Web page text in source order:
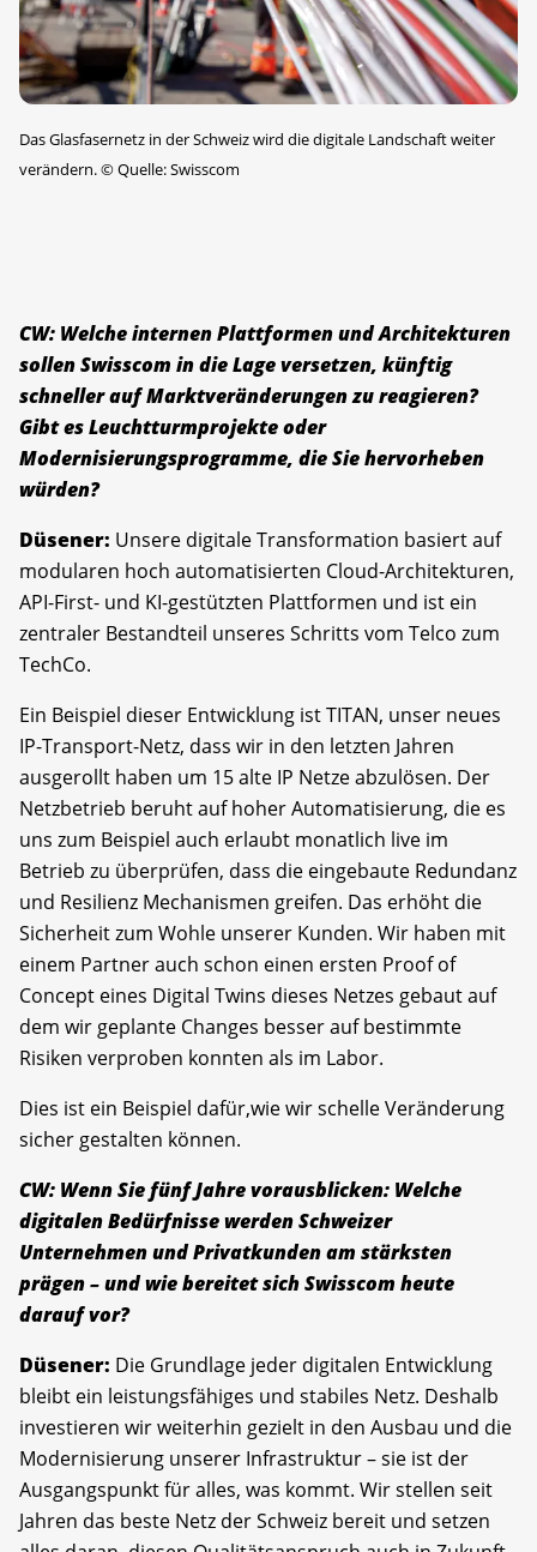
Das Glasfasernetz in der Schweiz wird die digitale Landschaft weiter
verändern.©Quelle: Swisscom
CW: Welche internen Plattformen und Architekturen
sollen Swisscom in die Lage versetzen, künftig
schneller auf Marktveränderungen zu reagieren?
Gibt es Leuchtturmprojekte oder
Modernisierungsprogramme, die Sie hervorheben
würden?
Düsener: Unsere digitale Transformation basiert auf
modularen hoch automatisierten Cloud-Architekturen,
API-First- und KI-gestützten Plattformen und ist ein
zentraler Bestandteil unseres Schritts vom Telco zum
TechCo.
Ein Beispiel dieser Entwicklung ist TITAN, unser neues
IP-Transport-Netz, dass wir in den letzten Jahren
ausgerollt haben um 15 alte IP Netze abzulösen. Der
Netzbetrieb beruht auf hoher Automatisierung, die es
uns zum Beispiel auch erlaubt monatlich live im
Betrieb zu überprüfen, dass die eingebaute Redundanz
und Resilienz Mechanismen greifen. Das erhöht die
Sicherheit zum Wohle unserer Kunden. Wir haben mit
einem Partner auch schon einen ersten Proof of
Concept eines Digital Twins dieses Netzes gebaut auf
dem wir geplante Changes besser auf bestimmte
Risiken verproben konnten als im Labor.
Dies ist ein Beispiel dafür,wie wir schelle Veränderung
sicher gestalten können.
CW: Wenn Sie fünf Jahre vorausblicken: Welche
digitalen Bedürfnisse werden Schweizer
Unternehmen und Privatkunden am stärksten
prägen – und wie bereitet sich Swisscom heute
darauf vor?
Düsener: Die Grundlage jeder digitalen Entwicklung
bleibt ein leistungsfähiges und stabiles Netz. Deshalb
investieren wir weiterhin gezielt in den Ausbau und die
Modernisierung unserer Infrastruktur – sie ist der
Ausgangspunkt für alles, was kommt. Wir stellen seit
Jahren das beste Netz der Schweiz bereit und setzen